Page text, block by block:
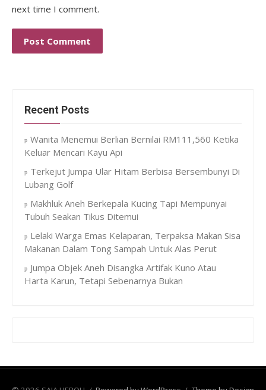
next time I comment.
Recent Posts
Wanita Menemui Berlian Bernilai RM111,560 Ketika
Keluar Mencari Kayu Api
Terkejut Jumpa Ular Hitam Berbisa Bersembunyi Di
Lubang Golf
Makhluk Aneh Berkepala Kucing Tapi Mempunyai
Tubuh Seakan Tikus Ditemui
Lelaki Warga Emas Kelaparan, Terpaksa Makan Sisa
Makanan Dalam Tong Sampah Untuk Alas Perut
Jumpa Objek Aneh Disangka Artifak Kuno Atau
Harta Karun, Tetapi Sebenarnya Bukan